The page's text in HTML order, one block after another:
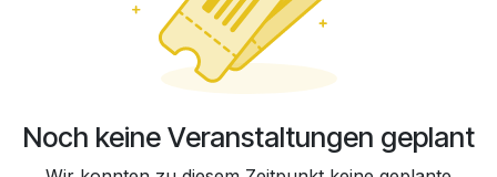
Noch keine Veranstaltungen geplant